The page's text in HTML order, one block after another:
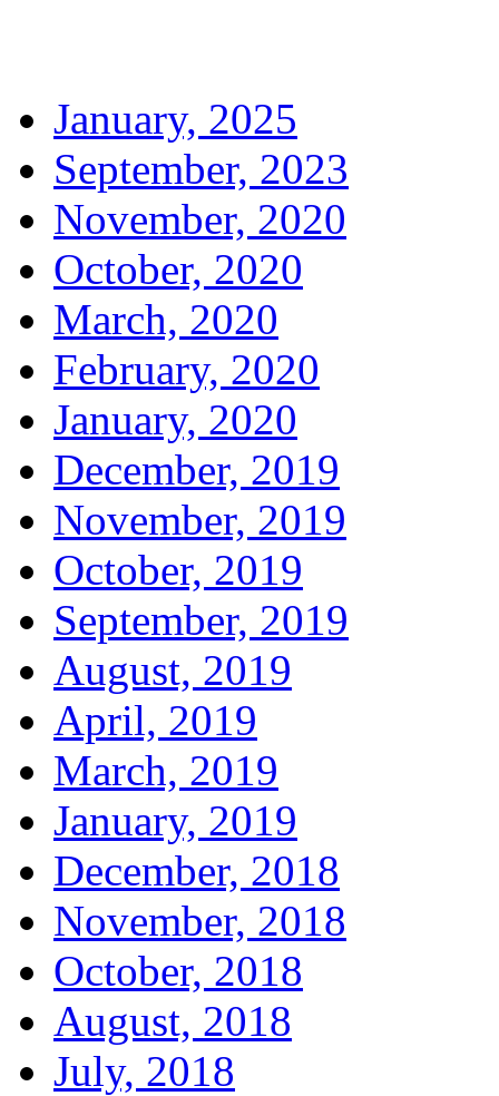
January, 2025
September, 2023
November, 2020
October, 2020
March, 2020
February, 2020
January, 2020
December, 2019
November, 2019
October, 2019
September, 2019
August, 2019
April, 2019
March, 2019
January, 2019
December, 2018
November, 2018
October, 2018
August, 2018
July, 2018